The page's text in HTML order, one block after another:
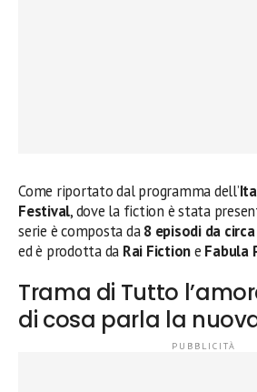
Come riportato dal programma dell’
Festival, dove la fiction è stata
serie è composta da8 episodi da
ed è prodotta da Rai Fictione Fabula
Trama di Tutto
di cosa parla la